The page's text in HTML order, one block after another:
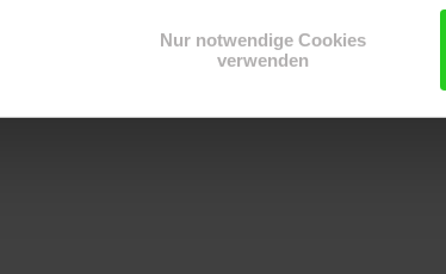
Nur notwendige Cookies
verwenden